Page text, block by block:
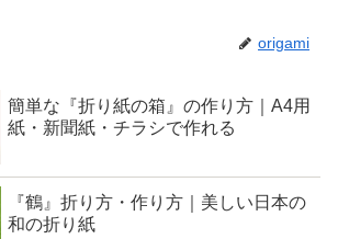
origami
簡単な『折り紙の箱』の作り方｜A4用
紙・新聞紙・チラシで作れる
『鶴』折り方・作り方｜美しい日本の
和の折り紙